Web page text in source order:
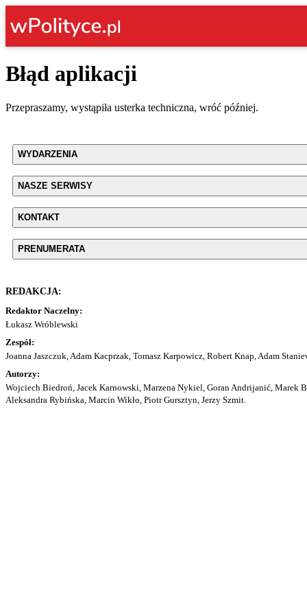
Błąd aplikacji
Przepraszamy, wystąpiła usterka techniczna, wróć później.
WYDARZENIA
NASZE SERWISY
KONTAKT
PRENUMERATA
REDAKCJA:
Redaktor Naczelny:
Łukasz Wróblewski
Zespół:
Joanna Jaszczuk, Adam Kacprzak, Tomasz Karpowicz, Robert Knap, Adam
Autorzy:
Wojciech Biedroń, Jacek Karnowski, Marzena Nykiel, Goran Andrijanić, Marek
Aleksandra Rybińska, Marcin Wikło, Piotr Gursztyn, Jerzy Szmit.